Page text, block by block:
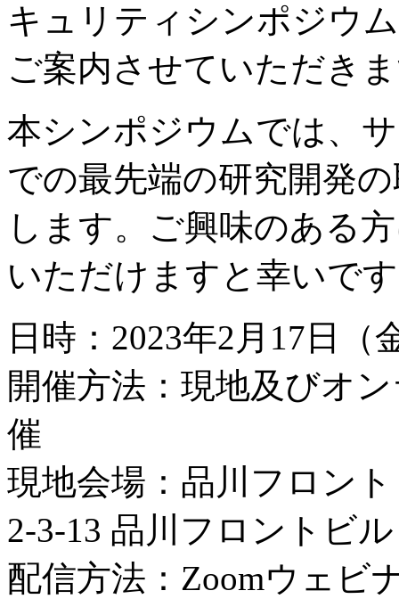
キュリティシンポジウ
ご案内させていただき
本シンポジウムでは、
での最先端の研究開発
します。ご興味のある
いただけますと幸いで
日時：2023年2月17日（
開催方法：現地及びオ
催
現地会場：品川フロン
2-3-13 品川フロントビ
配信方法：Zoomウェビ